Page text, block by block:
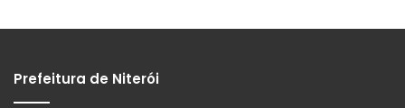
Prefeitura de Niterói